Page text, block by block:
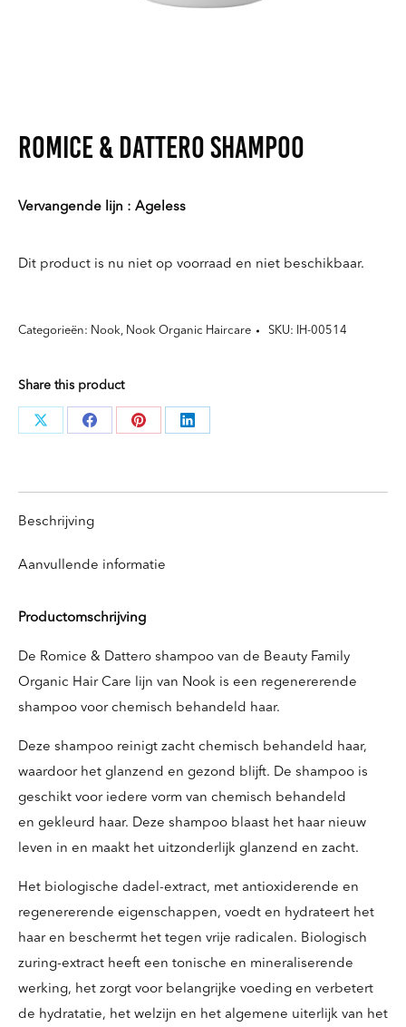
Romice & Dattero Shampoo
Vervangende lijn : Ageless
Dit product is nu niet op voorraad en niet beschikbaar.
Categorieën: Nook, Nook Organic Haircare SKU: IH-00514
Share this product
Deel
Deel
Deel
Deel
Beschrijving
Aanvullende informatie
Productomschrijving
De Romice & Dattero shampoo van de Beauty Family
Organic Hair Care lijn van Nook is een regenererende
shampoo voor chemisch behandeld haar.
Deze shampoo reinigt zacht chemisch behandeld haar,
waardoor het glanzend en gezond blijft. De shampoo is
geschikt voor iedere vorm van chemisch behandeld
en gekleurd haar. Deze shampoo blaast het haar nieuw
leven in en maakt het uitzonderlijk glanzend en zacht.
Het biologische dadel-extract, met antioxiderende en
regenererende eigenschappen, voedt en hydrateert het
haar en beschermt het tegen vrije radicalen. Biologisch
zuring-extract heeft een tonische en mineraliserende
werking, het zorgt voor belangrijke voeding en verbetert
de hydratatie, het welzijn en het algemene uiterlijk van het